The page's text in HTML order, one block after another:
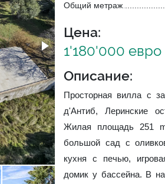
Общий метраж
Цена:
1'180'000 евро
Описание:
Просторная вилла с
д'Антиб, Леринские
Жилая площадь 251
большой сад с
кухня с печью,
домик у бассейна. В